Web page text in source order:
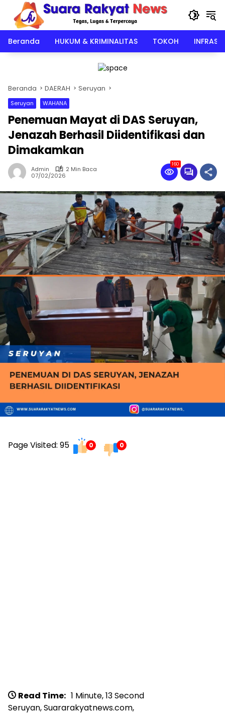
Langsung
konten
Beranda
HUKUM & KRIMINALITAS TOKOH
Beranda DAERAH Seruyan
Seruyan WAHANA
Penemuan Mayat di DAS Seruyan,
Jenazah Berhasil Diidentifikasi dan
Dimakamkan
Admin
2 Min Baca
07/02/2026
160
Page Visited: 95 0 0
Read Time: 1 Minute, 13 Second
Seruyan, Suararakyatnews.com,